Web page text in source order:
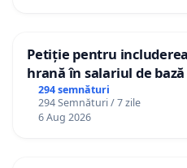
Petiție pentru
hrană în salariul de
gradațiilor de vechime
personali
294 semnături
294 Semnături / 7 zile
6 Aug 2026